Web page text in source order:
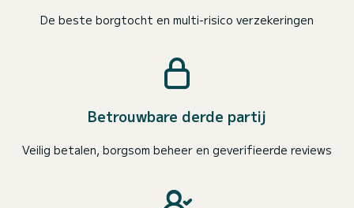
De beste borgtocht en multi-risico verzekeringen
Betrouwbare derde partij
Veilig betalen, borgsom beheer en geverifieerde reviews